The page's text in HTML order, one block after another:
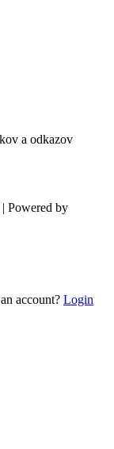
a odkazov
Powered by
account? Login